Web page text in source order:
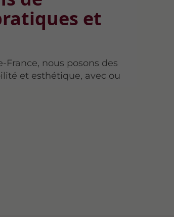
et
France, nous posons des
et esthétique, avec ou